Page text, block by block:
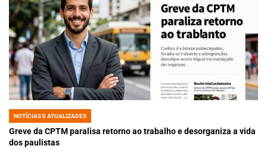
POSTED
IN
NOTÍCIAS E ATUALIZADES
Greve da CPTM paralisa retorno ao trabalho e desorganiza a vida
dos paulistas